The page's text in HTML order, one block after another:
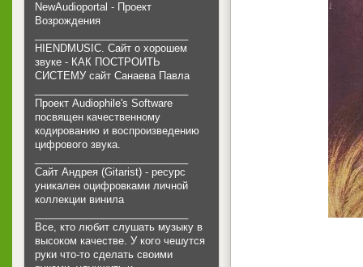
NewAudioportal - Проект
Возрождения
HIENDMUSIC. Сайт о хорошем
звуке - КАК ПОСТРОИТЬ
СИСТЕМУ сайт Санаева Павла
Проект Audiophile's Software
посвящен качественному
кодированию и воспроизведению
цифрового звука.
Сайт Андрея (Gitarist) - ресурс
уникален оцифровками личной
коллекции винила
Все, кто любит слушать музыку в
высоком качестве. У кого чешутся
руки что-то сделать своими